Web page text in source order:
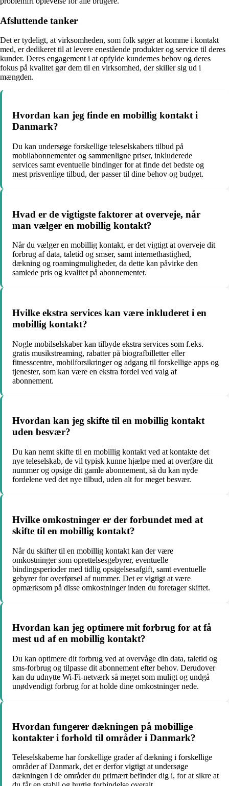
Afsluttende tanker
Det er tydeligt, at virksomheden, som folk søger at komme i kontakt
med, er dedikeret til at levere enestående produkter og service til deres
kunder. Deres engagement i at opfylde kundernes behov og deres
fokus på kvalitet gør dem til en virksomhed, der skiller sig ud i
mængden.
Hvordan kan jeg finde en mobillig kontakt i
Danmark?
Du kan undersøge forskellige teleselskabers tilbud på
mobilabonnementer og sammenligne priser, inkluderede
services samt eventuelle bindinger for at finde det bedste og
mest prisvenlige tilbud, der passer til dine behov og budget.
Hvad er de vigtigste faktorer at overveje, når
man vælger en mobillig kontakt?
Når du vælger en mobillig kontakt, er det vigtigt at overveje dit
forbrug af data, taletid og smser, samt internethastighed,
dækning og roamingmuligheder, da dette kan påvirke den
samlede pris og kvalitet på abonnementet.
Hvilke ekstra services kan være inkluderet i en
mobillig kontakt?
Nogle mobilselskaber kan tilbyde ekstra services som f.eks.
gratis musikstreaming, rabatter på biografbilletter eller
fitnesscentre, mobilforsikringer og adgang til forskellige apps og
tjenester, som kan være en ekstra fordel ved valg af
abonnement.
Hvordan kan jeg skifte til en mobillig kontakt
uden besvær?
Du kan nemt skifte til en mobillig kontakt ved at kontakte det
nye teleselskab, de vil typisk kunne hjælpe med at overføre dit
nummer og opsige dit gamle abonnement, så du kan nyde
fordelene ved det nye tilbud, uden alt for meget besvær.
Hvilke omkostninger er der forbundet med at
skifte til en mobillig kontakt?
Når du skifter til en mobillig kontakt kan der være
omkostninger som oprettelsesgebyrer, eventuelle
bindingsperioder med tidlig opsigelsesafgift, samt eventuelle
gebyrer for overførsel af nummer. Det er vigtigt at være
opmærksom på disse omkostninger inden du foretager skiftet.
Hvordan kan jeg optimere mit forbrug for at få
mest ud af en mobillig kontakt?
Du kan optimere dit forbrug ved at overvåge din data, taletid og
sms-forbrug og tilpasse dit abonnement efter behov. Derudover
kan du udnytte Wi-Fi-netværk så meget som muligt og undgå
unødvendigt forbrug for at holde dine omkostninger nede.
Hvordan fungerer dækningen på mobillige
kontakter i forhold til områder i Danmark?
Teleselskaberne har forskellige grader af dækning i forskellige
områder af Danmark, det er derfor vigtigt at undersøge
dækningen i de områder du primært befinder dig i, for at sikre at